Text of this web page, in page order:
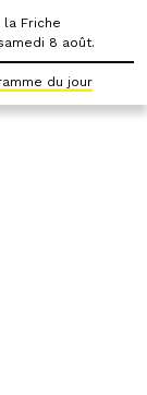
la Friche
8 août.
du jour